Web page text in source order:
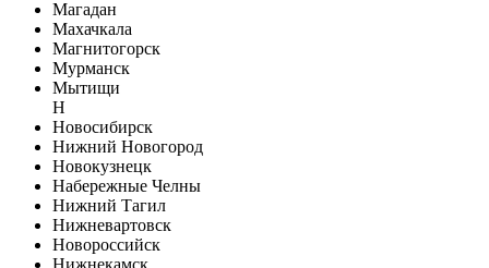
Магадан
Махачкала
Магнитогорск
Мурманск
Мытищи
Н
Новосибирск
Нижний Новогород
Новокузнецк
Набережные Челны
Нижний Тагил
Нижневартовск
Новороссийск
Нижнекамск